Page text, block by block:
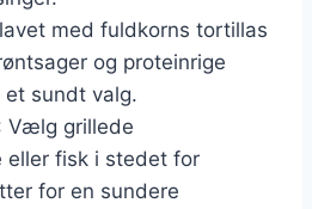
med fuldkorns tortillas
og proteinrige
et sundt valg.
Vælg grillede
eller fisk i stedet for
for en sundere